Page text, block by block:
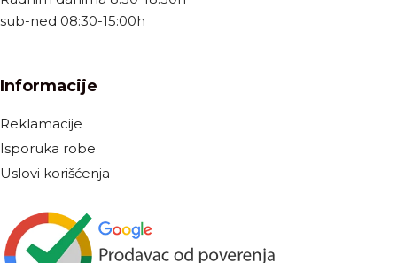
sub-ned 08:30-15:00h
Informacije
Reklamacije
Isporuka robe
Uslovi korišćenja